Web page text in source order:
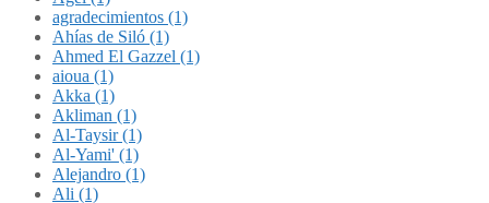
agradecimientos (1)
Ahías de Siló (1)
Ahmed El Gazzel (1)
aioua (1)
Akka (1)
Akliman (1)
Al-Taysir (1)
Al-Yami' (1)
Alejandro (1)
Ali (1)